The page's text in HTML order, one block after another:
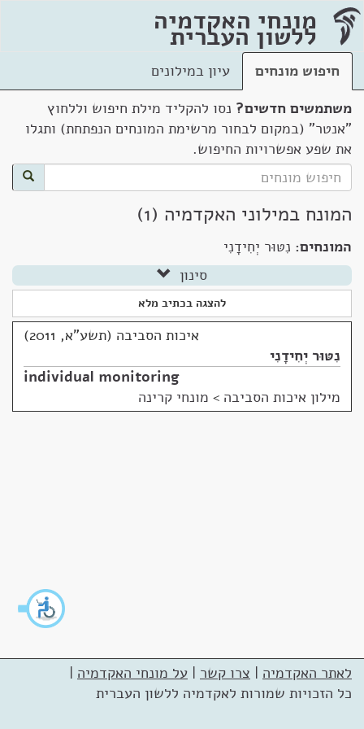
מונחי האקדמיה
ללשון העברית
חיפוש מונחים
עיון במילונים
משתמשים חדשים? נסו להקליד מילת חיפוש וללחוץ
"אנטר" (במקום לבחור מרשימת המונחים הנפתחת) ותגלו
את שפע אפשרויות החיפוש.
המונח במילוני האקדמיה (1)
המונחים: נִטּוּר יְחִידָנִי
סינון
להצגה בכתיב מלא
איכות הסביבה (תשע"א, 2011)
נִטּוּר יְחִידָנִי
individual monitoring
מילון איכות הסביבה > מונחי קרינה
לאתר האקדמיה | צרו קשר | על מונחי האקדמיה |
כל הזכויות שמורות לאקדמיה ללשון העברית